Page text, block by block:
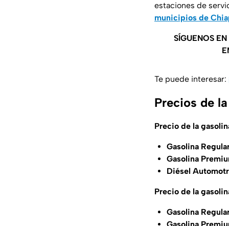
estaciones de
municipios de
SÍGUENOS
Te puede interesar:
Precios de
Precio de la
Gasolina
Gasolina
Diésel
Precio de la
Gasolina